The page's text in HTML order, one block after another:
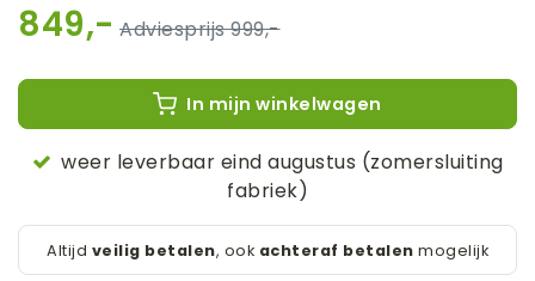
849,- 999,-
In mijn winkelwagen
weer leverbaar eind augustus (zomersluiting
fabriek)
Altijd veilig betalen, ook achteraf betalen mogelijk